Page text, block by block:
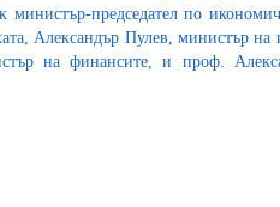
министър-председател по
Александър Пулев, министър
на финансите, и проф.